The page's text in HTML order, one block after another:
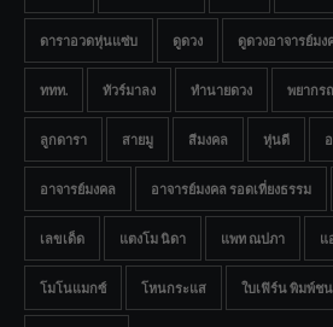
ดาราอวดหุ่นแซ่บ ดูดวง ดูดวงอาจารย์มง
ททท. ทัวร์มาลง ทำนายดวง พยากร
ลูกดารา สายมู สีมงคล หุ่นดี
อาจารย์มงคล อาจารย์มงคล รอดเที่ยงธรรม
เลขเด็ด แตงโม นิดา แพท ณปภา แ
โมโนแมกซ์ โหนกระแส ใบเฟิร์น พิมพ์ช